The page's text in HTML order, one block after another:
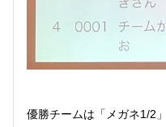
優勝チームは「メガネ1/2